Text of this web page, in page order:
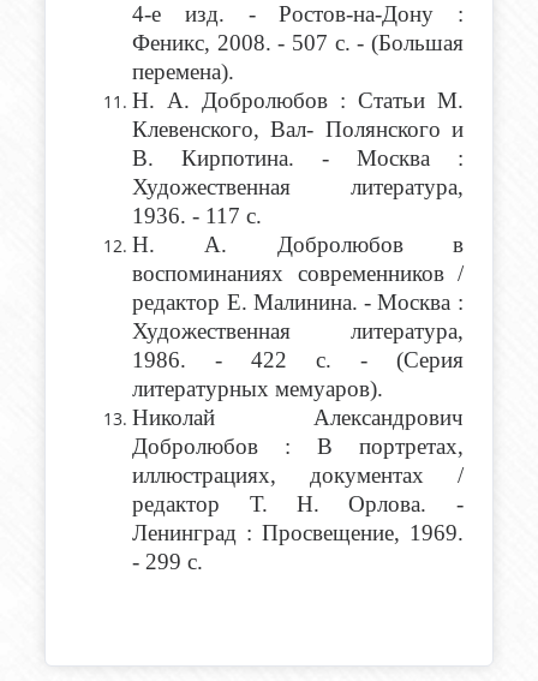
4-е изд. - Ростов-на-Дону :
Феникс, 2008. - 507 с. - (Большая
перемена).
Н. А. Добролюбов : Статьи М.
Клевенского, Вал- Полянского и
В. Кирпотина. - Москва :
Художественная литература,
1936. - 117 с.
Н. А. Добролюбовв
воспоминаниях современников /
редактор Е. Малинина. - Москва :
Художественная литература,
1986. - 422 с. - (Серия
литературных мемуаров).
Николай Александрович
Добролюбов : В портретах,
иллюстрациях, документах /
редактор Т. Н. Орлова. -
Ленинград : Просвещение, 1969.
- 299 с.